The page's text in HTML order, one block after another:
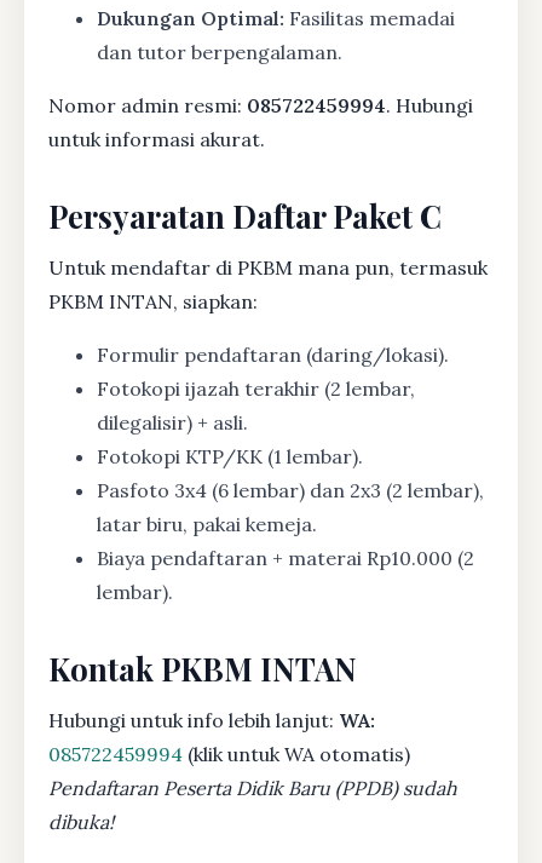
Dukungan Optimal: Fasilitas memadai
dan tutor berpengalaman.
Nomor admin resmi: 085722459994. Hubungi
untuk informasi akurat.
Persyaratan Daftar Paket C
Untuk mendaftar di PKBM mana pun, termasuk
PKBM INTAN, siapkan:
Formulir pendaftaran (daring/lokasi).
Fotokopi ijazah terakhir (2 lembar,
dilegalisir) + asli.
Fotokopi KTP/KK (1 lembar).
Pasfoto 3x4 (6 lembar) dan 2x3 (2 lembar),
latar biru, pakai kemeja.
Biaya pendaftaran + materai Rp10.000 (2
lembar).
Kontak PKBM INTAN
Hubungi untuk info lebih lanjut: WA:
085722459994 (klik untuk WA otomatis)
Pendaftaran Peserta Didik Baru (PPDB) sudah
dibuka!